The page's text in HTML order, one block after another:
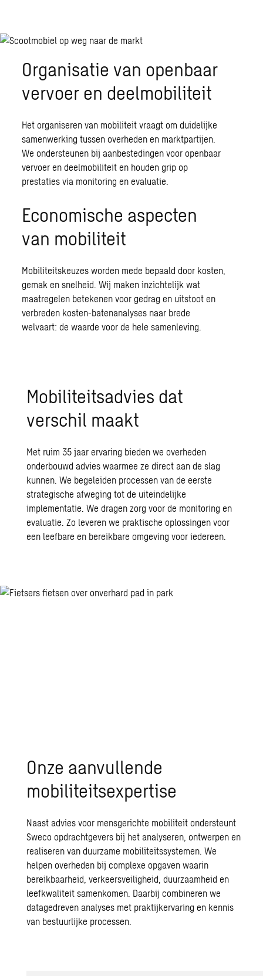
Organisatie van openbaar
vervoer en deelmobiliteit
Het organiseren van mobiliteit vraagt om duidelijke
samenwerking tussen overheden en marktpartijen.
We ondersteunen bij aanbestedingen vooropenbaar
vervoer en deelmobiliteit en houden grip op
prestaties via monitoring en evaluatie.
Economische aspecten
van mobiliteit
Mobiliteitskeuzes worden mede bepaald door kosten,
gemak en snelheid. Wij maken inzichtelijk wat
maatregelen betekenen voor gedrag en uitstoot en
verbreden kosten-batenanalyses naar brede
welvaart: de waarde voor de hele samenleving.
Mobiliteitsadvies dat
verschil maakt
Met ruim 35 jaar ervaring bieden we overheden
onderbouwd advies waarmee ze direct aan de slag
kunnen. We begeleiden processen van de eerste
strategische afweging tot de uiteindelijke
implementatie. We dragen zorg voor de monitoring en
evaluatie. Zo leveren we praktische oplossingen voor
een leefbare en bereikbare omgeving voor iedereen.
Onze aanvullende
mobiliteitsexpertise
Naast advies voor mensgerichte mobiliteit ondersteunt
Sweco opdrachtgevers bij het analyseren, ontwerpen en
realiseren van duurzame mobiliteitssystemen. We
helpen overheden bij complexe opgaven waarin
bereikbaarheid, verkeersveiligheid, duurzaamheid en
leefkwaliteit samenkomen. Daarbij combineren we
datagedreven analyses met praktijkervaring en kennis
van bestuurlijke processen.